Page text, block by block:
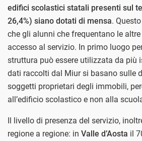
edifici scolastici statali presenti sul
26,4%) siano dotati di mensa.
che gli alunni che frequentano le
accesso al servizio. In primo luogo
struttura può essere utilizzata da più
dati raccolti dal Miur si basano sulle
soggetti proprietari degli immobili,
all’edificio scolastico e non alla
Il livello di presenza del servizio,
regione a regione: in Valle d’Aosta il